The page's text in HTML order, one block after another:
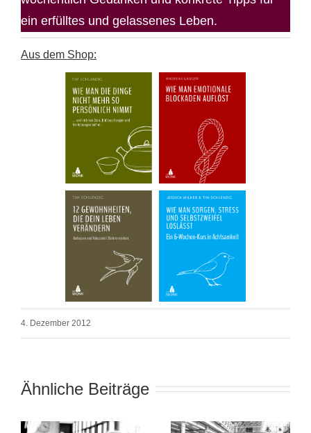
ein erfülltes und gelassenes Leben.
Aus dem Shop:
4. Dezember 2012
Ähnliche Beiträge